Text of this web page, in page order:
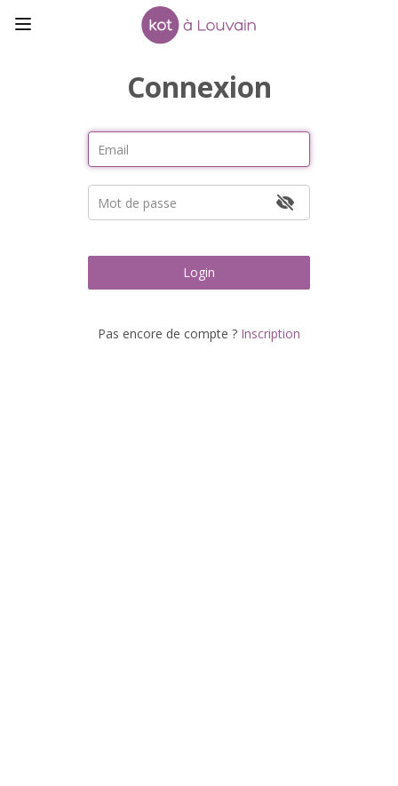
Connexion
Login
Pas encore de compte ? Inscription